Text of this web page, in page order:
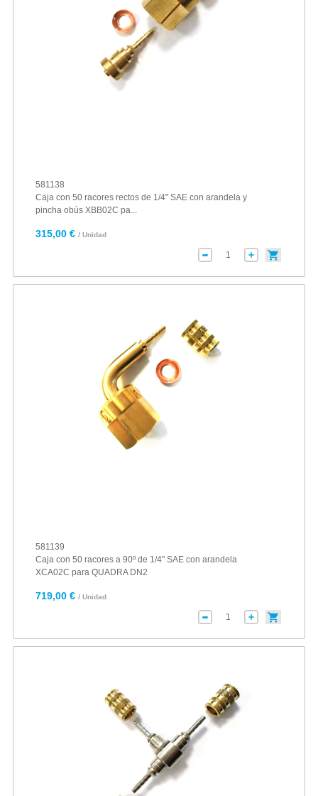
581138
Caja con 50 racores rectos de 1/4" SAE con arandela y
pincha obús XBB02C pa...
315,00 € / Unidad
581139
Caja con 50 racores a 90º de 1/4" SAE con arandela
XCA02C para QUADRA DN2
719,00 € / Unidad